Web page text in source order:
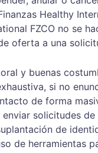
Healthy
FZCO no se
oferta a una
y buenas
si no
de forma
solicitudes
de
de herramientas